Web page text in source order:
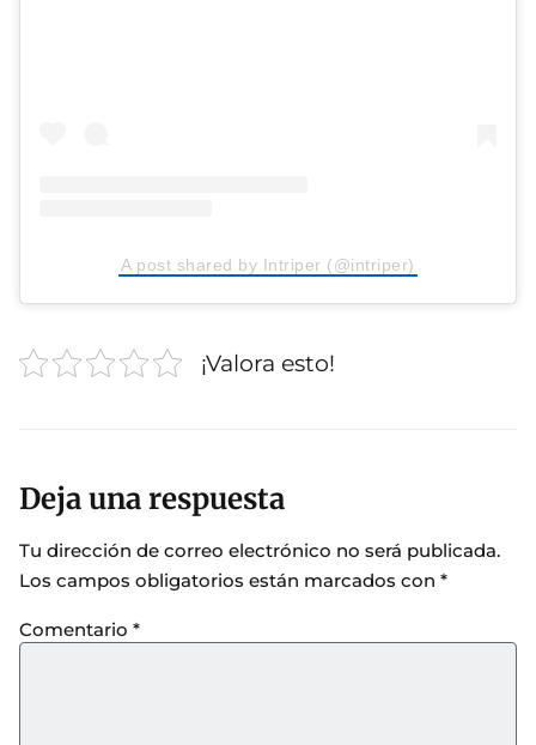
A post shared by Intriper (@intriper)
¡Valora esto!
Deja una respuesta
Tu dirección de correo electrónico no será publicada.
Los campos obligatorios están marcados con *
Comentario *